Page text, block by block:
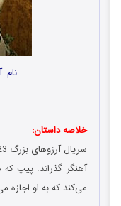
خلاصه داستان:
آهنگر گذراند. پیپ که
می‌کند که به او اجازه